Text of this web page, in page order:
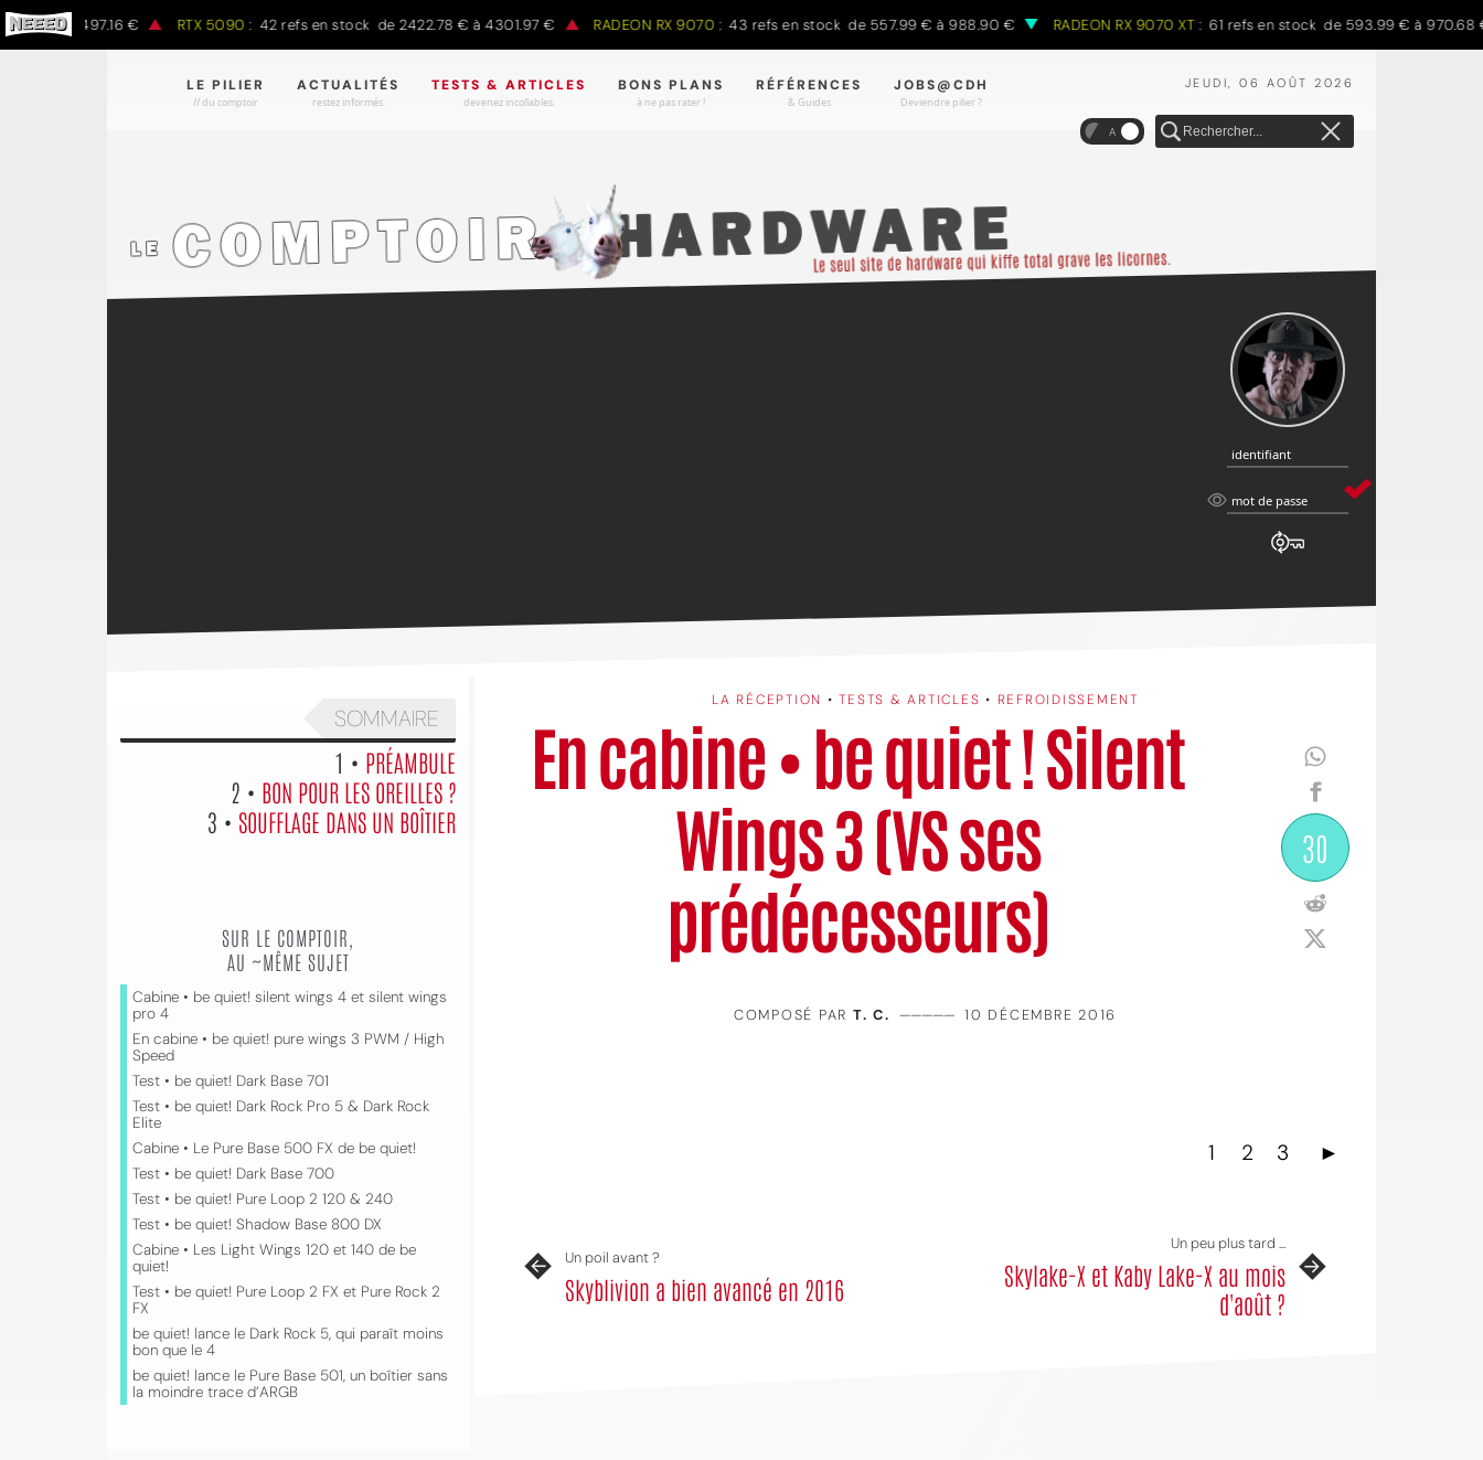
€ à 1497.16 € RTX 5090 : 42 refs en stock de 2422.78 € à 4301.97 € RADEON RX 9070 : 43 refs en stock de 557.99 € à 988.90 € RADEON RX 9070 XT : 61 refs en stock de 593.99 € à 970.68 €
JEUDI, 06 AOÛT 2026
LE PILIER
// du comptoir
ACTUALITÉS
restez informés.
TESTS & ARTICLES
devenez incollables.
BONS PLANS
à ne pas rater !
RÉFÉRENCES
& Guides
JOBS@CDH
Deviendre pilier ?
A
identifiant
identifiant
mot
mot de passe
LA RÉCEPTION •TESTS & ARTICLES • REFROIDISSEMENT
En cabine • be quiet ! Silent
Wings 3 (VS ses
prédécesseurs)
30
COMPOSÉ PAR T. C. ————— 10 DÉCEMBRE 2016
1 2 3 ►
Un poil avant ?
Skyblivion a bien avancé en 2016
Un peu plus tard ...
Skylake-X et Kaby Lake-X au mois
d'août ?
SOMMAIRE
1 • PRÉAMBULE
2 • BON POUR LES OREILLES ?
3 • SOUFFLAGE DANS UN BOÎTIER
SUR LE COMPTOIR,
AU ~MÊME SUJET
Cabine • be quiet! silent wings 4 et silent wings
pro 4
En cabine • be quiet! pure wings 3 PWM / High
Speed
Test • be quiet! Dark Base 701
Test • be quiet! Dark Rock Pro 5 & Dark Rock
Elite
Cabine • Le Pure Base 500 FX de be quiet!
Test • be quiet! Dark Base 700
Test • be quiet! Pure Loop 2 120 & 240
Test • be quiet! Shadow Base 800 DX
Cabine • Les Light Wings 120 et 140 de be
quiet!
Test • be quiet! Pure Loop 2 FX et Pure Rock 2
FX
be quiet! lance le Dark Rock 5, qui paraît moins
bon que le 4
be quiet! lance le Pure Base 501, un boîtier sans
la moindre trace d’ARGB